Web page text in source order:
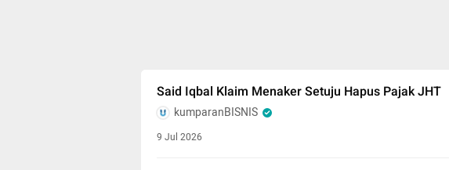
Said Iqbal Klaim Menaker Setuju Hapus Pajak JHT
kumparanBISNIS
9 Jul 2026